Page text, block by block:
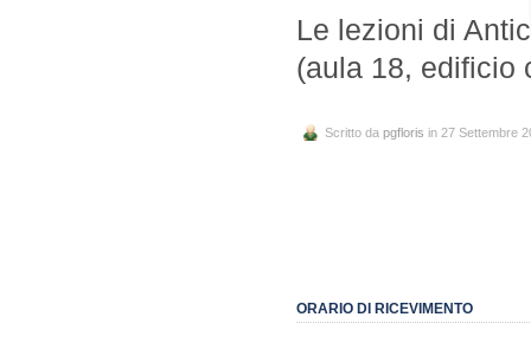
Le lezioni di
(aula 18, edificio
Scritto da pgfloris in 27 Settembre
ORARIO DI RICEVIMENTO